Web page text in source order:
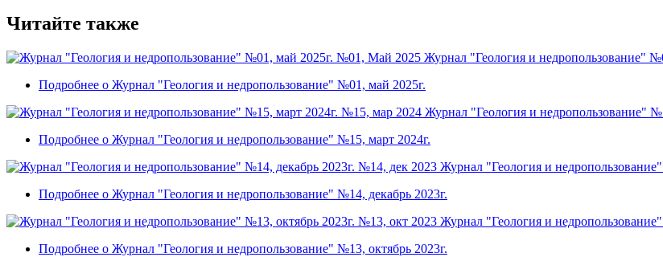
Читайте также
№01, Май 2025 Журнал "Геология и недропользование"
Подробнее о Журнал "Геология и недропользование" №01, май 2025г.
№15, мар 2024 Журнал "Геология и недропользование"
Подробнее о Журнал "Геология и недропользование" №15, март 2024г.
№14, дек 2023 Журнал "Геология и
Подробнее о Журнал "Геология и недропользование" №14, декабрь 2023г.
№13, окт 2023 Журнал "Геология и
Подробнее о Журнал "Геология и недропользование" №13, октябрь 2023г.